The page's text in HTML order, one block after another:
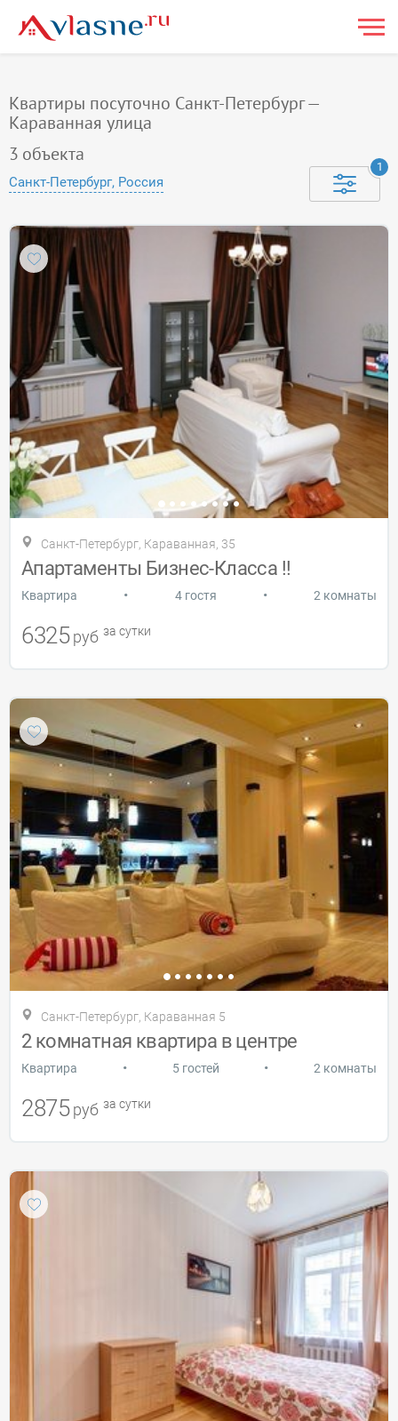
Квартиры посуточно Санкт-Петербург —
Караванная улица
3 объекта
Санкт-Петербург, Россия
1
Санкт-Петербург, Караванная, 35
Апартаменты Бизнес-Класса !!
Квартира • 4 гостя • 2 комнаты
6325 руб за сутки
Санкт-Петербург, Караванная 5
2 комнатная квартира в центре
Квартира • 5 гостей • 2 комнаты
2875 руб за сутки